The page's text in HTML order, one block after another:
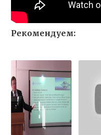
Рекомендуем: